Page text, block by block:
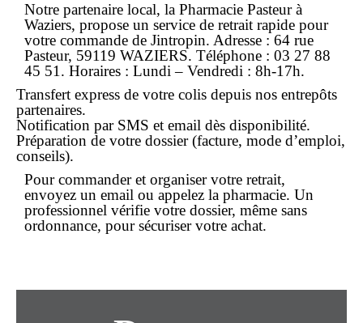
Notre partenaire local, la Pharmacie Pasteur à
Waziers, propose un service de retrait rapide pour
votre commande de Jintropin. Adresse : 64 rue
Pasteur, 59119 WAZIERS. Téléphone : 03 27 88
45 51 . Horaires : Lundi – Vendredi : 8h-17h.
Transfert express de votre colis depuis nos entrepôts
partenaires.
Notification par SMS et email dès disponibilité.
Préparation de votre dossier (facture, mode d’emploi,
conseils).
Pourcommanderet organiser votre retrait,
envoyez un email ou appelez la pharmacie. Un
professionnel vérifie votre dossier, même sans
ordonnance, pour sécuriser votre achat.